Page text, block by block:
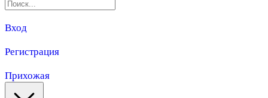
Вход
Регистрация
Прихожая